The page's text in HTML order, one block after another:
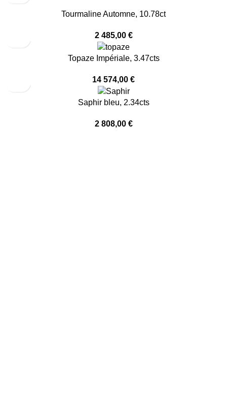
Tourmaline Automne, 10.78ct
2 485,00 €
Topaze Impériale, 3.47cts
14 574,00 €
Saphir bleu, 2.34cts
2 808,00 €